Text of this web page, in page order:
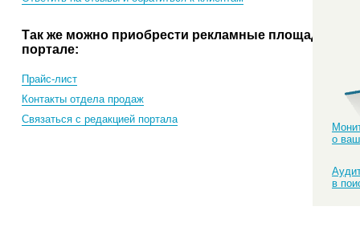
о
в
Так же можно приобрести рекламные площади на
портале:
Прайс-лист
Контакты отдела продаж
Связаться с редакцией портала